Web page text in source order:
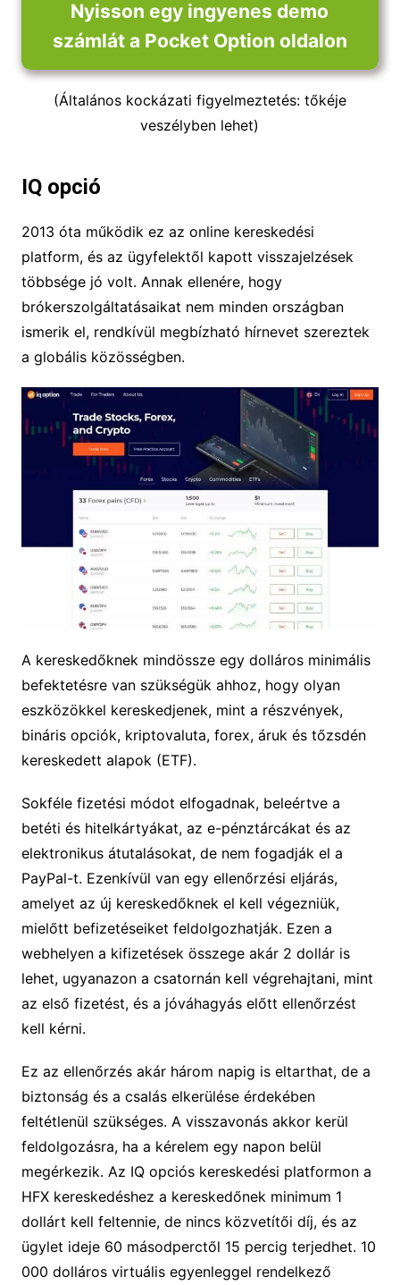
Nyisson egy ingyenes demo
számlát a Pocket Option oldalon
(Általános kockázati figyelmeztetés: tőkéje
veszélyben lehet)
IQ opció
2013 óta működik ez az online kereskedési
platform, és az ügyfelektől kapott visszajelzések
többsége jó volt. Annak ellenére, hogy
brókerszolgáltatásaikat nem minden országban
ismerik el, rendkívül megbízható hírnevet szereztek
a globális közösségben.
A kereskedőknek mindössze egy dolláros minimális
befektetésre van szükségük ahhoz, hogy olyan
eszközökkel kereskedjenek, mint a részvények,
bináris opciók, kriptovaluta, forex, áruk és tőzsdén
kereskedett alapok (ETF).
Sokféle fizetési módot elfogadnak, beleértve a
betéti és hitelkártyákat, az e-pénztárcákat és az
elektronikus átutalásokat, de nem fogadják el a
PayPal-t. Ezenkívül van egy ellenőrzési eljárás,
amelyet az új kereskedőknek el kell végezniük,
mielőtt befizetéseiket feldolgozhatják. Ezen a
webhelyen a kifizetések összege akár 2 dollár is
lehet, ugyanazon a csatornán kell végrehajtani, mint
az első fizetést, és a jóváhagyás előtt ellenőrzést
kell kérni.
Ez az ellenőrzés akár három napig is eltarthat, de a
biztonság és a csalás elkerülése érdekében
feltétlenül szükséges. A visszavonás akkor kerül
feldolgozásra, ha a kérelem egy napon belül
megérkezik. Az IQ opciós kereskedési platformon a
HFX kereskedéshez a kereskedőnek minimum 1
dollárt kell feltennie, de nincs közvetítői díj, és az
ügylet ideje 60 másodperctől 15 percig terjedhet. 10
000 dolláros virtuális egyenleggel rendelkező